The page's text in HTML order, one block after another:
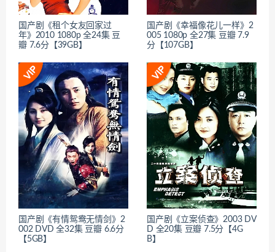
国产剧《租个女友回家过
年》2010 1080p 全24集 豆
瓣 7.6分【39GB】
国产剧《幸福像花儿一样》2
005 1080p 全27集 豆瓣 7.9
分【107GB】
国产剧《有情鸳鸯无情剑》2
002 DVD 全32集 豆瓣 6.6分
【5GB】
国产剧《立案侦查》2003 DV
D 全20集 豆瓣 7.5分【4G
B】